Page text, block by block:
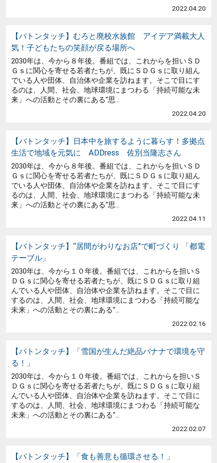
2022.04.20
【バトンタッチ】むろと廃校水族館 アイデア満載大人
気！子どもたちの笑顔が戻る場所へ
2030年は、今から８年後。番組では、これからを担いＳＤ
Ｇｓに関心を寄せる若者たちが、既にＳＤＧｓに取り組ん
でいる人や団体、自治体や企業を訪ねます。そこで目にす
るのは、人間、社会、地球環境にまつわる「持続可能な未
来」への活動とその裏にある“思...
2022.04.20
【バトンタッチ】日本中を旅するように暮らす！多拠点
生活で地域を元気に ADDress 佐別当隆志さん
2030年は、今から８年後。番組では、これからを担いＳＤ
Ｇｓに関心を寄せる若者たちが、既にＳＤＧｓに取り組ん
でいる人や団体、自治体や企業を訪ねます。そこで目にす
るのは、人間、社会、地球環境にまつわる「持続可能な未
来」への活動とその裏にある“思...
2022.04.11
【バトンタッチ】“居間がわりなお店”で町づくり 「都電
テーブル」
2030年は、今から１０年後。番組では、これからを担いＳ
ＤＧｓに関心を寄せる若者たちが、既にＳＤＧｓに取り組
んでいる人や団体、自治体や企業を訪ねます。そこで目に
するのは、人間、社会、地球環境にまつわる「持続可能な
未来」への活動とその裏にある“...
2022.02.16
【バトンタッチ】「雪国が生んだ絶品バナナで環境を守
る！」
2030年は、今から１０年後。番組では、これからを担いＳ
ＤＧｓに関心を寄せる若者たちが、既にＳＤＧｓに取り組
んでいる人や団体、自治体や企業を訪ねます。そこで目に
するのは、人間、社会、地球環境にまつわる「持続可能な
未来」への活動とその裏にある“...
2022.02.07
【バトンタッチ】「食も善意も循環させる！」